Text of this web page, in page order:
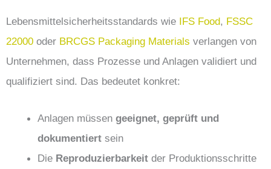
Lebensmittelsicherheitsstandards wie IFS Food, FSSC
22000 oder BRCGS Packaging Materials verlangen von
Unternehmen, dass Prozesse und Anlagen validiert und
qualifiziert sind. Das bedeutet konkret:
Anlagen müssen geeignet, geprüft und
dokumentiertsein
Die Reproduzierbarkeit der Produktionsschritte